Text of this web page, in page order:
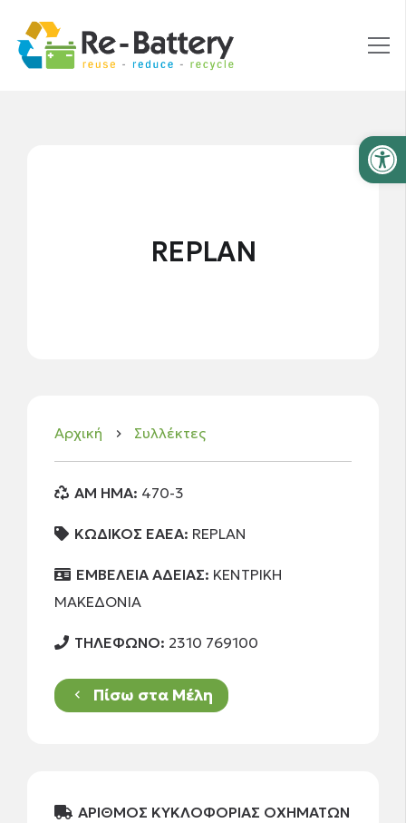
REPLAN
Αρχική keyboard_arrow_right Συλλέκτες
AM HMA: 470-3
ΚΩΔΙΚΟΣ ΕΑΕΑ: REPLAN
ΕΜΒΕΛΕΙΑ ΑΔΕΙΑΣ: ΚΕΝΤΡΙΚΗ
ΜΑΚΕΔΟΝΙΑ
ΤΗΛΕΦΩΝΟ: 2310 769100
keyboard_arrow_left Πίσω στα Μέλη
ΑΡΙΘΜΟΣ ΚΥΚΛΟΦΟΡΙΑΣ ΟΧΗΜΑΤΩΝ